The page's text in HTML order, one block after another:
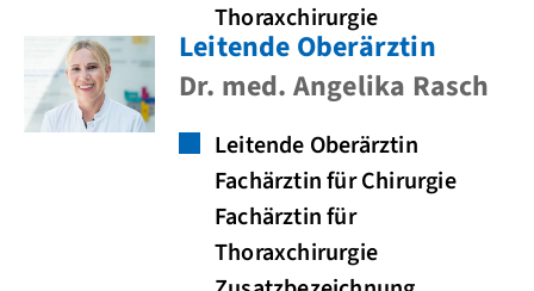
Thoraxchirurgie
Leitende Oberärztin
Dr. med. Angelika Rasch
Leitende Oberärztin
Fachärztin für Chirurgie
Fachärztin für
Thoraxchirurgie